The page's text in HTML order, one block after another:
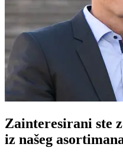
Zainteresirani ste
iz našeg